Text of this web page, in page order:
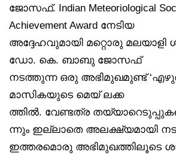
ജോസഫ്. Indian Meteoriological
Achievement Award നേടിയ
അദ്ദേഹവുമായി മറ്റൊരു
ഡോ. കെ. ബാബു ജോസഫ്
നടത്തുന്ന ഒരു അഭിമുഖമുണ്ട്
മാസികയുടെ മെയ് ലക്ക
ത്തിൽ. വേണ്ടത്ര
ന്നും ഇല്ലാതെ അലക്ഷ്യമായി
ഇത്തരമൊരു അഭിമുഖത്തിലൂടെ